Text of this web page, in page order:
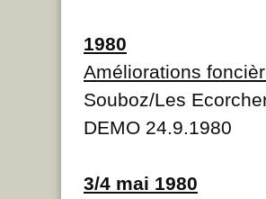
1980
Améliorations
Souboz/Les
DEMO 24.9.1980
3/4 mai 1980